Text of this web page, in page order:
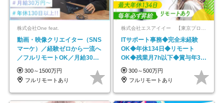
株式会社One feat.
動画・映像クリエイター（SNS
マーケ）／経験ゼロから一流へ
／フルリモートOK／月給30万
円～／年休130日以上
300～1500万円
フルリモートあり
ITサポート事務◆完全未経験
OK◆年休134日◆リモート
OK◆残業月7h以下◆賞与年3回
◆5年目まで必ず昇給
300～500万円
フルリモートあり